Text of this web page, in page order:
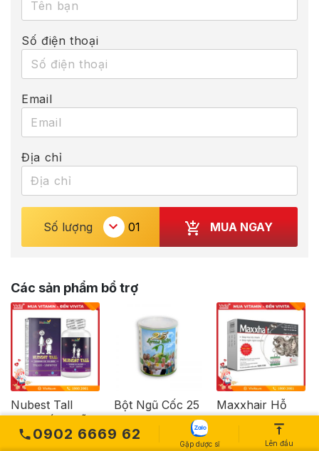
Số điện thoại
Email
Địa chỉ
Số lượng MUA NGAY
Các sản phẩm bổ trợ
Nubest Tall
Viên Uống Hỗ
Trợ Tăng Chiều
Bột Ngũ Cốc 25
Green Nutri
Bảo Vệ Sức
Maxxhair Hỗ
Trợ Mọc Tóc
Nhanh, Chắc
0902 6669 62
Gặp dược sĩ Lên đầu